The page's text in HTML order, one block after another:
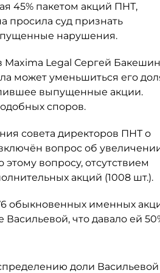
45% пакетом акций ПНТ,
просила суд признать
нарушения.
Legal Сергей
может уменьшиться его
выпущенные акции.
споров.
совета директоров ПНТ о
вопрос об
вопросу, отсутствием
акций (1008 шт.).
обыкновенных именных
что давало ей
доли Васильевой